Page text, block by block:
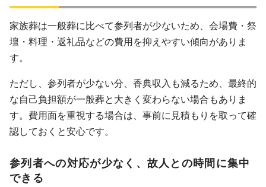
家族葬は一般葬に比べて参列者が少ないため、会場費・祭
壇・料理・返礼品などの費用を抑えやすい傾向がありま
す。
ただし、参列者が少ない分、香典収入も減るため、最終的
な自己負担額が一般葬と大きく変わらない場合もありま
す。費用面を重視する場合は、事前に見積もりを取って確
認しておくと安心です。
参列者への対応が少なく、故人との時間に集中
できる